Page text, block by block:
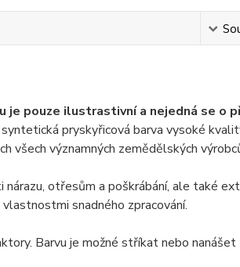
je pouze ilustrastivní a nejedná se o
pryskyřicová barva vysoké
všech významných zemědělských
otřesům a poškrábání, ale také
snadného zpracování.
Barvu je možné stříkat nebo